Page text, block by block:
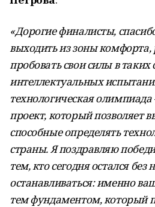
«Дорогие финалисты,
выходить из зоны комфорта,
пробовать свои силы в
интеллектуальных
технологическая
проект, который позволяет
способные определять
страны. Я поздравляю
тем, кто сегодня остался
останавливаться: именно
тем фундаментом, который